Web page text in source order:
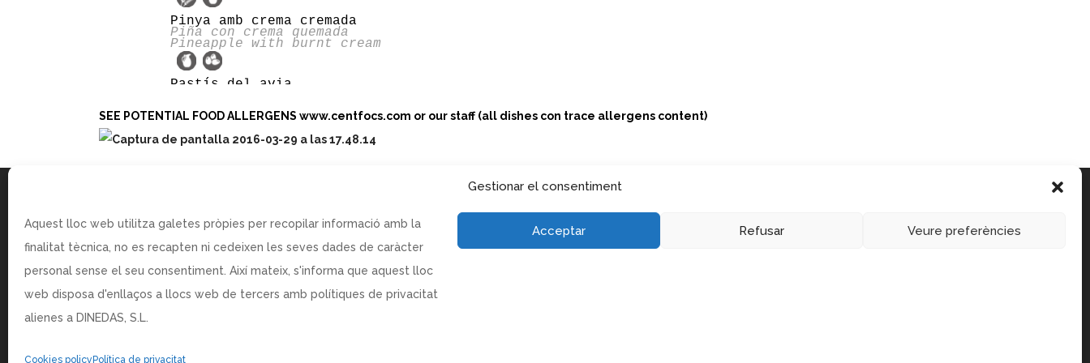
Gestionar el consentiment
Aquest lloc web utilitza galetes pròpies per recopilar informació amb la
finalitat tècnica, no es recapten ni cedeixen les seves dades de caràcter
personal sense el seu consentiment. Així mateix, s'informa que aquest lloc
web disposa d'enllaços a llocs web de tercers amb polítiques de privacitat
alienes a DINEDAS, S.L.
Acceptar Refusar Veure preferències
Cookies policy Política de privacitat
SEE POTENTIAL FOOD ALLERGENS www.centfocs.com or our staff (all dishes con trace allergens content)
RESTAURANT CENTFOCS C/ BALMES ,16 08007 Barcelona
DINEDAS S.L – CIF:B62962444
www.centfocs.com
centfocs@centfocs.com